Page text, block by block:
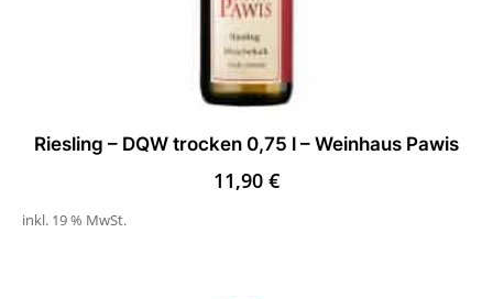
Riesling – DQW trocken 0,75 l – Weinhaus Pawis
11,90 €
inkl. 19 % MwSt.